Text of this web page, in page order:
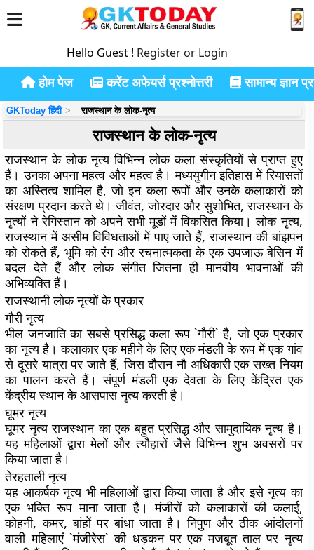
Hello Guest ! Register or Login
होम पेज करेंट अफेयर्स प्रश्नोत्तरी सामान्य ज्ञान
GKToday हिंदी राजस्थान के लोक-नृत्य
राजस्थान के लोक-नृत्य
राजस्थान के लोक नृत्य विभिन्न लोक कला संस्कृतियों से प्राप्त हुए
हैं। उनका अपना महत्व और महत्व है। मध्ययुगीन इतिहास में रियासतों
का अस्तित्व शामिल है, जो इन कला रूपों और उनके कलाकारों को
संरक्षण प्रदान करते थे। जीवंत, जोरदार और सुशोभित, राजस्थान के
नृत्यों ने रेगिस्तान को अपने सभी मूडों में विकसित किया। लोक नृत्य,
राजस्थान में असीम विविधताओं में पाए जाते हैं, राजस्थान की बांझपन
को रोकते हैं, भूमि को रंग और रचनात्मकता के एक उपजाऊ बेसिन में
बदल देते हैं और लोक संगीत जितना ही मानवीय भावनाओं की
अभिव्यक्ति हैं।
राजस्थानी लोक नृत्यों के प्रकार
गौरी नृत्य
भील जनजाति का सबसे प्रसिद्ध कला रूप `गौरी` है, जो एक प्रकार
का नृत्य है। कलाकार एक महीने के लिए एक मंडली के रूप में एक गांव
से दूसरे यात्रा पर जाते हैं, जिस दौरान नौ अधिकारी एक सख्त नियम
का पालन करते हैं। संपूर्ण मंडली एक देवता के लिए केंद्रित एक
केंद्रीय स्थान के आसपास नृत्य करती है।
घूमर नृत्य
घूमर नृत्य राजस्थान का एक बहुत प्रसिद्ध और सामुदायिक नृत्य है।
यह महिलाओं द्वारा मेलों और त्यौहारों जैसे विभिन्न शुभ अवसरों पर
किया जाता है।
तेरहताली नृत्य
यह आकर्षक नृत्य भी महिलाओं द्वारा किया जाता है और इसे नृत्य का
एक भक्ति रूप माना जाता है। मंजीरों को कलाकारों की कलाई,
कोहनी, कमर, बांहों पर बांधा जाता है। निपुण और ठीक आंदोलनों
वाली महिलाएं `मंजीरेस` की धड़कन पर एक मजबूत ताल पर नृत्य